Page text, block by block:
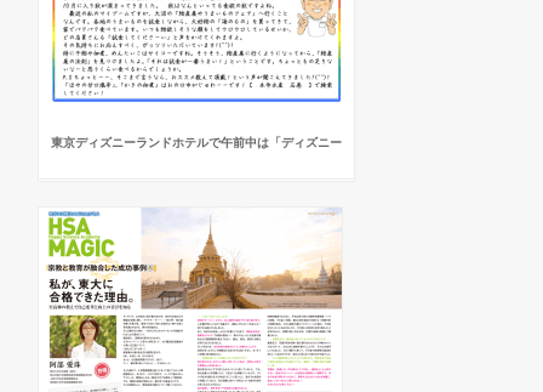
東京ディズニーランドホテルで午前中は「ディズニー